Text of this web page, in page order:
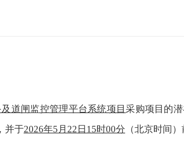
道闸监控管理平台系统项目采购项目的
并于2026年5月 22 日 15时00分 （北京时间